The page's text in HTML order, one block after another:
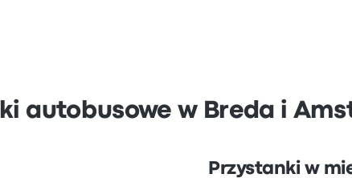
autobusowe w Breda i
Przystanki w